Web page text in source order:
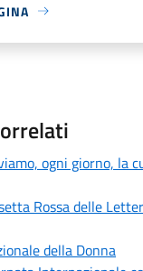
ogni giorno, la
Rossa delle
della Donna